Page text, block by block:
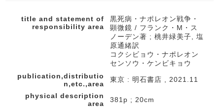
title and statement of
responsibility area
黒死病・ナポレオン戦争・
顕微鏡 / フランク・M・ス
ノーデン著 ; 桃井緑美子, 塩
原通緒訳
コクシビョウ・ナポレオン
センソウ・ケンビキョウ
publication,distributio
n,etc.,area
東京 : 明石書店 , 2021.11
physical description
area
381p ; 20cm